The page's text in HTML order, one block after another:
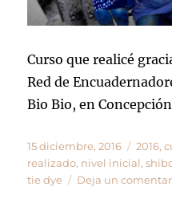
Curso que realicé
Red de
Bio Bio, en
Publicado
el
15 diciembre, 2016 2016,
realizado, nivel inicial,
tie dye
Deja un